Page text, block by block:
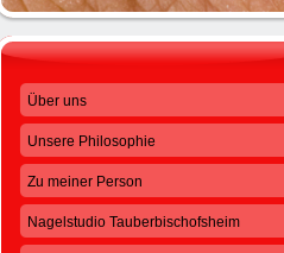
Über uns
Unsere Philosophie
Zu meiner Person
Nagelstudio Tauberbischofsheim